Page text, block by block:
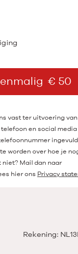
50
vast ter uitvoering
en social
worden over hoe je
niet? Mail dan naar
hier ons Privacy
Rekening: